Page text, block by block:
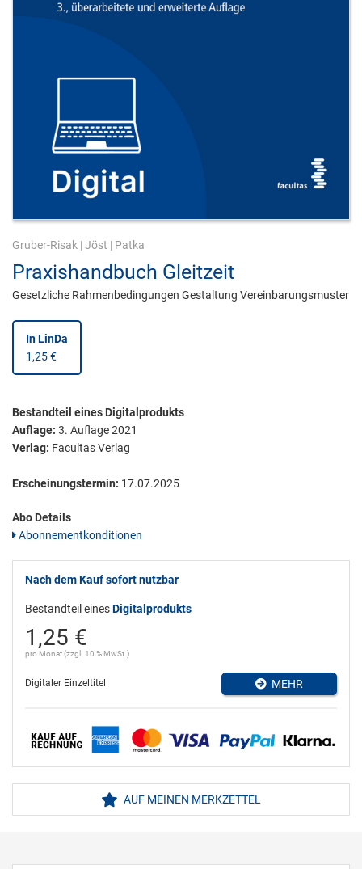
Gruber-Risak | Jöst | Patka
Praxishandbuch Gleitzeit
Gesetzliche Rahmenbedingungen Gestaltung Vereinbarungsmuster
In LinDa
1,25 €
Bestandteil eines Digitalprodukts
Auflage: 3. Auflage 2021
Verlag: Facultas Verlag
Erscheinungstermin: 17.07.2025
Abo Details
Abonnementkonditionen
Nach dem Kauf sofort nutzbar
Bestandteil einesDigitalprodukts
1,25 €
pro Monat (zzgl. 10 % MwSt.)
Digitaler Einzeltitel MEHR
AUF MEINEN MERKZETTEL